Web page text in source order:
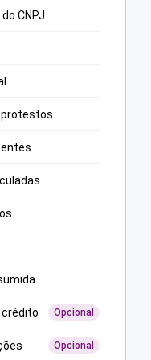
CNPJ
protestos
crédito Opcional
Opcional